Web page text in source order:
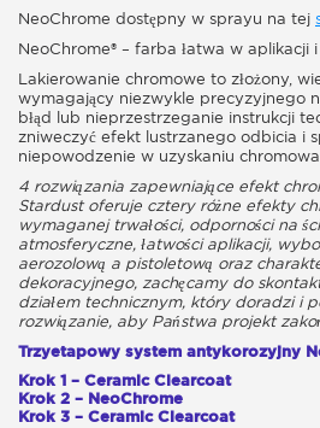
NeoChrome dostępny w sprayu na tej
NeoChrome® – farba łatwa w aplikacji
Lakierowanie chromowe to złożony,
wymagający niezwykle precyzyjnego
błąd lub nieprzestrzeganie instrukcji
zniweczyć efekt lustrzanego odbicia i
niepowodzenie w uzyskaniu
4 rozwiązania zapewniające efekt
Stardust oferuje cztery różne efekty
wymaganej trwałości, odporności na
atmosferyczne, łatwości aplikacji,
aerozolową a pistoletową oraz
dekoracyjnego, zachęcamy do
działem technicznym, który doradzi i
rozwiązanie, aby Państwa projekt
Trzyetapowy system antykorozyjny
Krok 1 – Ceramic Clearcoat
Krok 2 – NeoChrome
Krok 3 – Ceramic Clearcoat